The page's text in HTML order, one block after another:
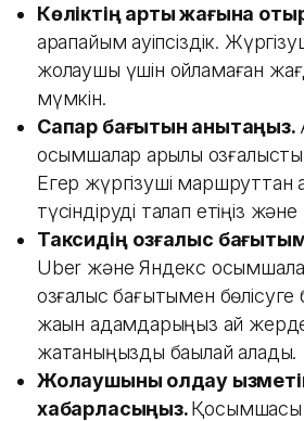
Көліктің артқы жағына
қарапайым қауіпсіздік.
жолаушы үшін ойламаған
мүмкін.
Сапар бағытын анықтаңыз.
қосымшалар арқылы
Егер жүргізуші маршруттан
түсіндіруді талап етіңіз
Таксидің қозғалыс
Uber және Яндекс
қозғалыс бағытымен
жақын адамдарыңыз қай
жатқаныңызды бақылай алады.
Жолаушыны қолдау
хабарласыңыз.Қосымшасы